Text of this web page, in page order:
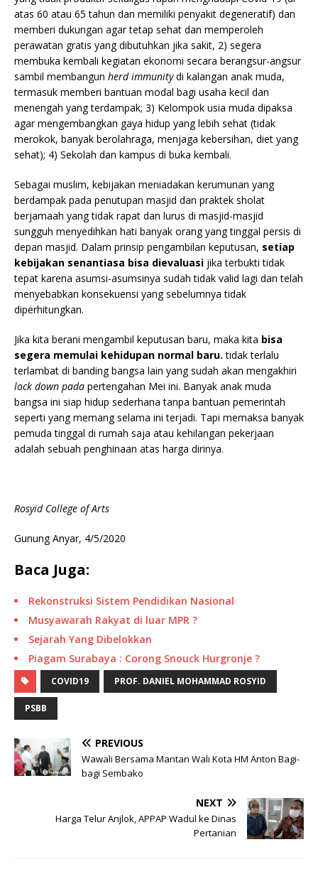
atas 60 atau 65 tahun dan memiliki penyakit degeneratif) dan
memberi dukungan agar tetap sehat dan memperoleh
perawatan gratis yang dibutuhkan jika sakit, 2) segera
membuka kembali kegiatan ekonomi secara berangsur-angsur
sambil membangun herd immunitydi kalangan anak muda,
termasuk memberi bantuan modal bagi usaha kecil dan
menengah yang terdampak; 3) Kelompok usia muda dipaksa
agar mengembangkan gaya hidup yang lebih sehat (tidak
merokok, banyak berolahraga, menjaga kebersihan, diet yang
sehat); 4) Sekolah dan kampus di buka kembali.
Sebagai muslim, kebijakan meniadakan kerumunan yang
berdampak pada penutupan masjid dan praktek sholat
berjamaah yang tidak rapat dan lurus di masjid-masjid
sungguh menyedihkan hati banyak orang yang tinggal persis di
depan masjid. Dalam prinsip pengambilan keputusan, setiap
kebijakan senantiasa bisa dievaluasi jika terbukti tidak
tepat karena asumsi-asumsinya sudah tidak valid lagi dan telah
menyebabkan konsekuensi yang sebelumnya tidak
diperhitungkan.
Jika kita berani mengambil keputusan baru, maka kita bisa
segera memulai kehidupan normal baru. tidak terlalu
terlambat di banding bangsa lain yang sudah akan mengakhiri
lock down pada pertengahan Mei ini. Banyak anak muda
bangsa ini siap hidup sederhana tanpa bantuan pemerintah
seperti yang memang selama ini terjadi. Tapi memaksa banyak
pemuda tinggal di rumah saja atau kehilangan pekerjaan
adalah sebuah penghinaan atas harga dirinya.
Rosyid College of Arts
Gunung Anyar, 4/5/2020
Baca Juga:
Rekonstruksi Sistem Pendidikan Nasional
Musyawarah Rakyat di luar MPR ?
Sejarah Yang Dibelokkan
Piagam Surabaya : Corong Snouck Hurgronje ?
COVID19 PROF. DANIEL MOHAMMAD ROSYID
PSBB
PREVIOUS
Wawali Bersama Mantan Wali Kota HM Anton Bagi-
bagi Sembako
NEXT
Harga Telur Anjlok, APPAP Wadul ke Dinas
Pertanian